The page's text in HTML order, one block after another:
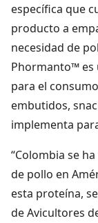
específica que
producto a
necesidad de
Phormanto™ es
para el
embutidos,
implementa
“Colombia se
de pollo en
esta proteína,
de Avicultores